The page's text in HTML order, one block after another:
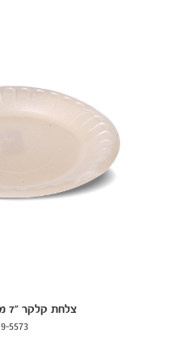
צלחת קלקר "7 מצופה קרם
9-5573